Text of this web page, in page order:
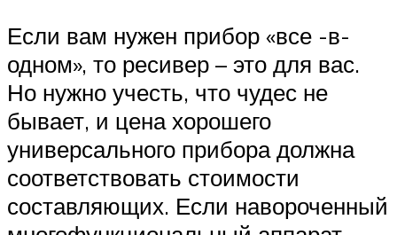
Если вам нужен прибор «все -в-
одном», то ресивер – это для вас.
Но нужно учесть, что чудес не
бывает, и цена хорошего
универсального прибора должна
соответствовать стоимости
составляющих. Если навороченный